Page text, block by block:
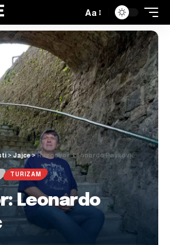
Aa
> Jajce>Razgovor: Leonardo Pavković
TURIZAM
Leonardo